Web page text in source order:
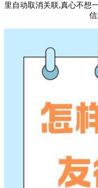
里自动取消关联,真心不想